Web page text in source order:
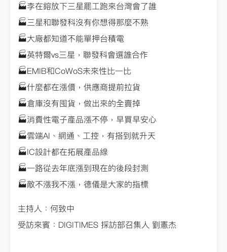
🏭李在鎔放下三星罷工跑來台灣會了誰
🏭三星和聯發科沒有你想得那麼不熟
🏭大廠都知道不能單押台積電
🏭英特爾vs三星，聯發科會選誰合作
🏭EMIB和CoWoS未來性比一比
🏭什麼都在漲價，供應商提前拉貨
🏭倉庫沒有囤貨，做出來的全賣掉
🏭消費性電子產品漲不停，早買早安心
🏭雲端AI、網通、工控，有搭到就升天
🏭IC設計都在拓展產品線
🏭一路從去年底漲到現在的後段封測
🏭敵不漲我不漲，德儀是大家的指標
主持人：何致中
受訪來賓：DIGITIMES 採訪部召集人 劉憲杰